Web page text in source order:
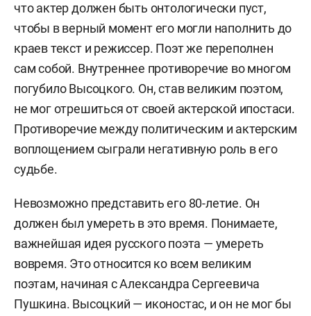
что актер должен быть онтологически пуст,
чтобы в верный момент его могли наполнить до
краев текст и режиссер. Поэт же переполнен
сам собой. Внутреннее противоречие во многом
погубило Высоцкого. Он, став великим поэтом,
не мог отрешиться от своей актерской ипостаси.
Противоречие между политическим и актерским
воплощением сыграли негативную роль в его
судьбе.
Невозможно представить его 80-летие. Он
должен был умереть в это время. Понимаете,
важнейшая идея русского поэта — умереть
вовремя. Это относится ко всем великим
поэтам, начиная с Александра Сергеевича
Пушкина. Высоцкий — иконостас, и он не мог бы